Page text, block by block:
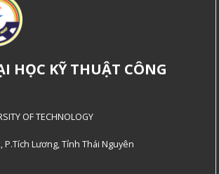
HỌC KỸ THUẬT CÔNG
OF TECHNOLOGY
P.Tích Lương, Tỉnh Thái Nguyên